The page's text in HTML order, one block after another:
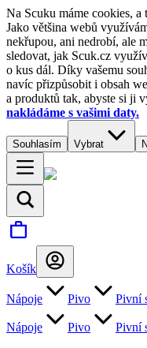
Na Scuku máme cookies, a
Jako většina webů
nekřupou, ani nedrobí, ale
sledovat, jak Scuk.cz
o kus dál. Díky vašemu
navíc přizpůsobit i obsah
a produktů tak, abyste si ji
nakládáme s vašimi daty.
Souhlasím Vybrat
Košík
Nápoje Pivo Pivní
Nápoje Pivo Pivní